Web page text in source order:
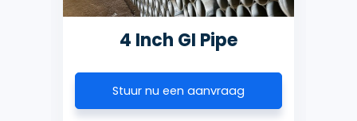
4 Inch GI Pipe
Stuur nu een aanvraag